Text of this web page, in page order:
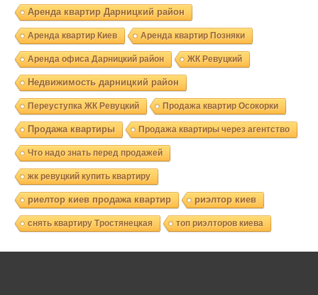
Аренда квартир Дарницкий район
Аренда квартир Киев Аренда квартир Позняки
Аренда офиса Дарницкий район ЖК Ревуцкий
Недвижимость дарницкий район
Переуступка ЖК Ревуцкий Продажа квартир Осокорки
Продажа квартиры Продажа квартиры через агентство
Что надо знать перед продажей
жк ревуцкий купить квартиру
риелтор киев продажа квартир риэлтор киев
снять квартиру Тростянецкая топ риэлторов киева